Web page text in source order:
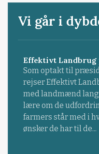
Vi går i
Effektivt Landbrug
Som optakt til
rejser Effektivt
med landmænd
lære om de
farmers står med i
ønsker de har til de...